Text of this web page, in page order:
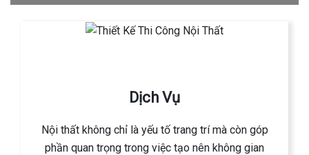
Dịch Vụ
Nội thất không chỉ là yếu tố trang trí mà còn góp
phần quan trọng trong việc tạo nên không gian